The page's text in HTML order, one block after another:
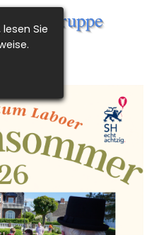
Sie
e.V.